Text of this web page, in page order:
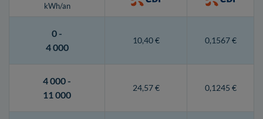
kWh/an
0 -
4 000
10,40 € 0,1567 €
4 000 -
11 000
24,57 € 0,1245 €